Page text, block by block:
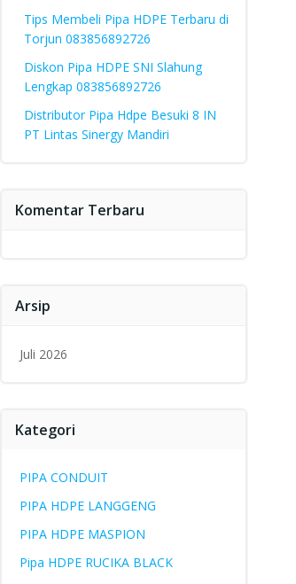
Tips Membeli Pipa HDPE Terbaru di
Torjun 083856892726
Diskon Pipa HDPE SNI Slahung
Lengkap 083856892726
Distributor Pipa Hdpe Besuki 8 IN
PT Lintas Sinergy Mandiri
Komentar Terbaru
Arsip
Juli 2026
Kategori
PIPA CONDUIT
PIPA HDPE LANGGENG
PIPA HDPE MASPION
Pipa HDPE RUCIKA BLACK